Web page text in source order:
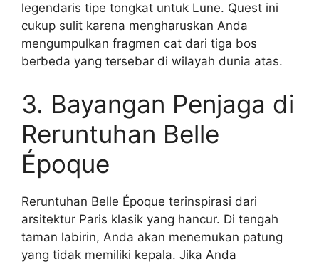
legendaris tipe tongkat untuk Lune. Quest ini
cukup sulit karena mengharuskan Anda
mengumpulkan fragmen cat dari tiga bos
berbeda yang tersebar di wilayah dunia atas.
3. Bayangan Penjaga di
Reruntuhan Belle
Époque
Reruntuhan Belle Époque terinspirasi dari
arsitektur Paris klasik yang hancur. Di tengah
taman labirin, Anda akan menemukan patung
yang tidak memiliki kepala. Jika Anda